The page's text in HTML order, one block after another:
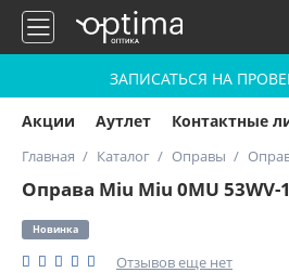
ЗАПИСАТЬСЯ НА
Акции Аутлет Контактные
Главная Каталог Оправы
Оправа Miu Miu 0MU 53WV-
Новинка
Отзывов еще нет